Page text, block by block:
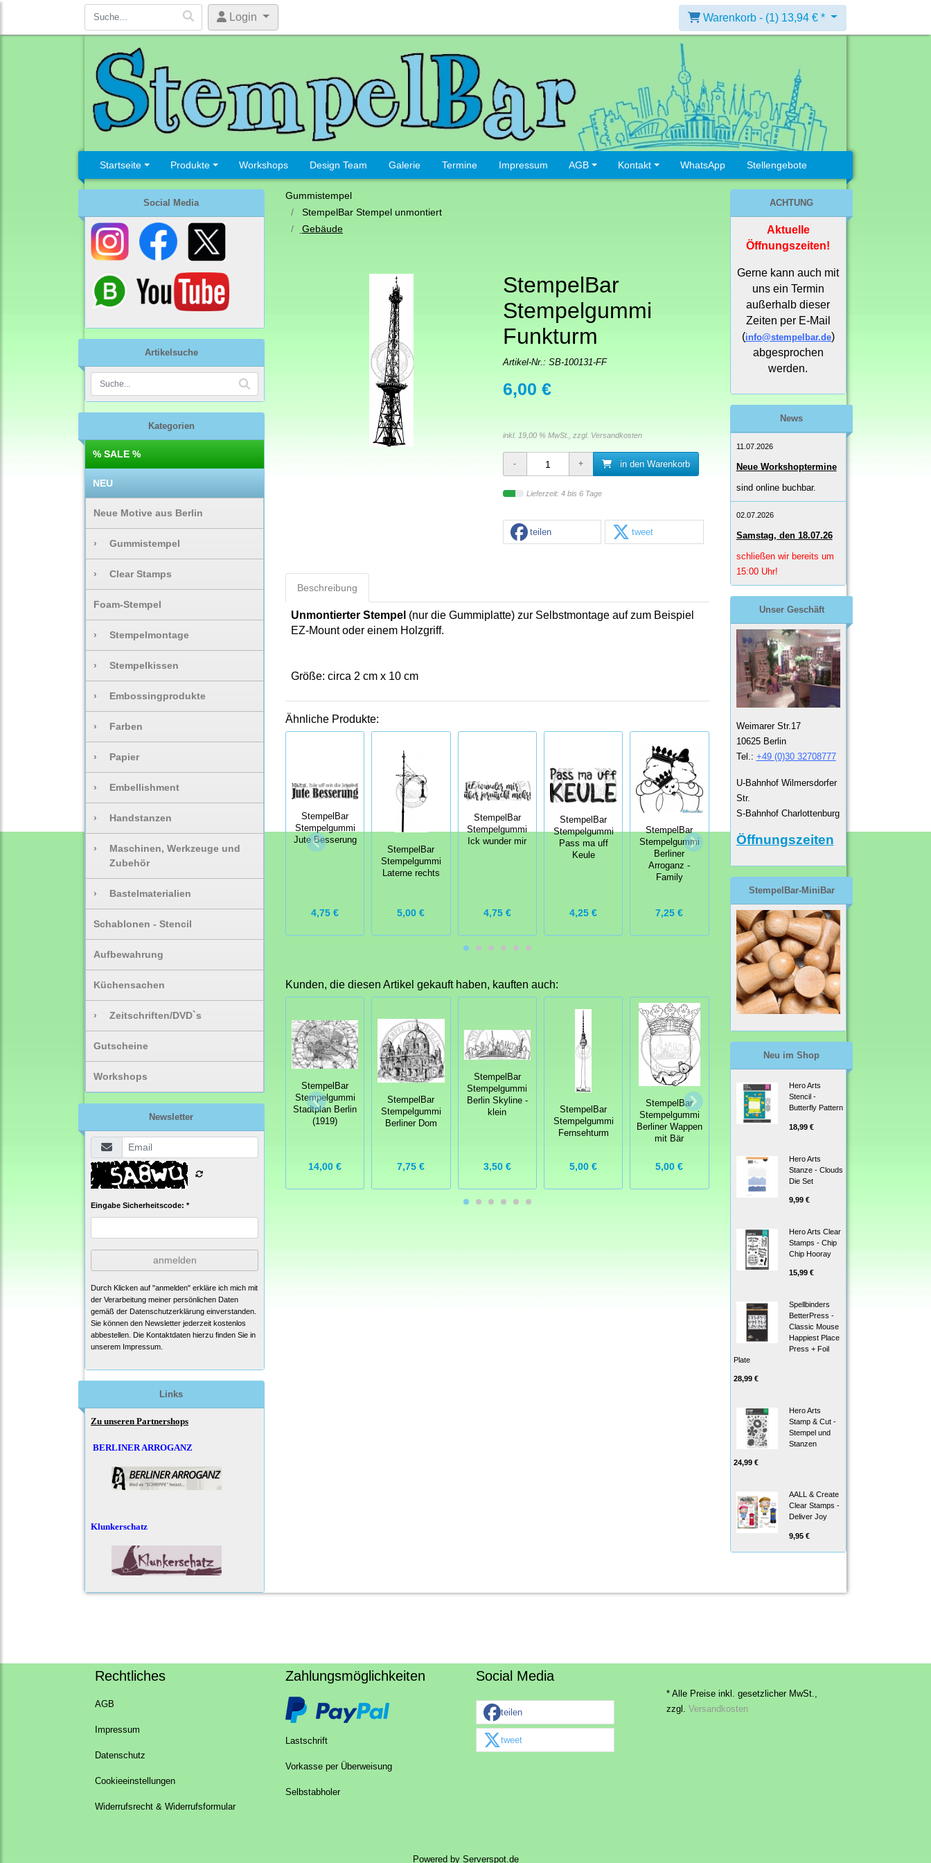
Login Warenkorb - (1) 13,94 € *
Startseite Produkte Workshops Design Team Galerie Termine Impressum AGB Kontakt WhatsApp Stellengebote
Social Media
Artikelsuche
Kategorien
% SALE %
NEU
Neue Motive aus Berlin
› Gummistempel
› Clear Stamps
Foam-Stempel
› Stempelmontage
› Stempelkissen
› Embossingprodukte
› Farben
› Papier
› Embellishment
› Handstanzen
›
Maschinen, Werkzeuge und
Zubehör
› Bastelmaterialien
Schablonen - Stencil
Aufbewahrung
Küchensachen
› Zeitschriften/DVD`s
Gutscheine
Workshops
Newsletter
Eingabe Sicherheitscode: *
anmelden
Durch Klicken auf "anmelden" erkläre ich mich mit
der Verarbeitung meiner persönlichen Daten
gemäß der Datenschutzerklärung einverstanden.
Sie können den Newsletter jederzeit kostenlos
abbestellen. Die Kontaktdaten hierzu finden Sie in
unserem Impressum.
Links
Zu unseren Partnershops
BERLINER ARROGANZ
Klunkerschatz
Gummistempel
StempelBar Stempel unmontiert
Gebäude
StempelBar
Stempelgummi
Funkturm
Artikel-Nr.: SB-100131-FF
6,00 €
inkl. 19,00 % MwSt., zzgl. Versandkosten
in den Warenkorb
Lieferzeit: 4 bis 6 Tage
teilen tweet
Beschreibung
Unmontierter Stempel (nur die Gummiplatte) zur Selbstmontage auf zum Beispiel
EZ-Mount oder einem Holzgriff.
Größe: circa 2 cm x 10 cm
Ähnliche Produkte:
StempelBar
Stempelgummi
Jute Besserung
4,75 €
StempelBar
Stempelgummi
Laterne rechts
5,00 €
StempelBar
Stempelgummi
Ick wunder mir
4,75 €
StempelBar
Stempelgummi
Pass ma uff
Keule
4,25 €
StempelBar
Stempelgummi
Berliner
Arroganz -
Family
7,25 €
StempelBar
Frag bloss nich
5,50 €
StempelBar
Liebe Grüße aus
4,00 €
Kunden, die diesen Artikel gekauft haben, kauften auch:
StempelBar
Stempelgummi
Stadtplan Berlin
(1919)
14,00 €
StempelBar
Stempelgummi
Berliner Dom
7,75 €
StempelBar
Stempelgummi
Berlin Skyline -
klein
3,50 €
StempelBar
Stempelgummi
Fernsehturm
5,00 €
StempelBar
Stempelgummi
Berliner Wappen
mit Bär
5,00 €
StempelBar
Stempelgummi
Leierkasten
5,00 €
StempelBar
7,00 €
ACHTUNG
Aktuelle
Öffnungszeiten!
Gerne kann auch mit
uns ein Termin
außerhalb dieser
Zeiten per E-Mail
(info@stempelbar.de)
abgesprochen
werden.
News
11.07.2026
Neue Workshoptermine
sind online buchbar.
02.07.2026
Samstag, den 18.07.26
schließen wir bereits um
15:00 Uhr!
Unser Geschäft
Weimarer Str.17
10625 Berlin
Tel.: +49 (0)30 32708777
U-Bahnhof Wilmersdorfer
Str.
S-Bahnhof Charlottenburg
Öffnungszeiten
StempelBar-MiniBar
Neu im Shop
Hero Arts
Stencil -
Butterfly Pattern
18,99 €
Hero Arts
Stanze - Clouds
Die Set
9,99 €
Hero Arts Clear
Stamps - Chip
Chip Hooray
15,99 €
Spellbinders
BetterPress -
Classic Mouse
Happiest Place
Press + Foil
Plate
28,99 €
Hero Arts
Stamp & Cut -
Stempel und
Stanzen
24,99 €
AALL & Create
Clear Stamps -
Deliver Joy
9,95 €
Rechtliches
AGB
Impressum
Datenschutz
Cookieeinstellungen
Widerrufsrecht & Widerrufsformular
Zahlungsmöglichkeiten
Lastschrift
Vorkasse per Überweisung
Selbstabholer
Social Media
teilen
tweet
* Alle Preise inkl. gesetzlicher MwSt.,
zzgl. Versandkosten
Powered by Serverspot.de